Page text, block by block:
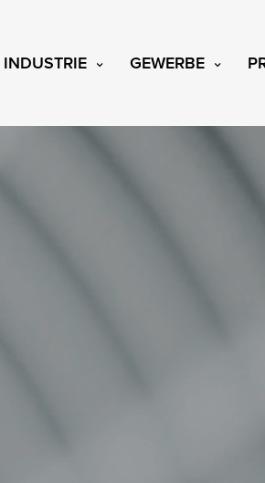
INDUSTRIE GEWERBE